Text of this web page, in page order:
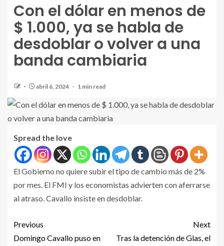
Con el dólar en menos de
$ 1.000, ya se habla de
desdoblar o volver a una
banda cambiaria
abril 6, 2024 1 min read
Spread the love
El Gobierno no quiere subir el tipo de cambio más de 2%
por mes. El FMI y los economistas advierten con aferrarse
al atraso. Cavallo insiste en desdoblar.
Previous
Domingo Cavallo puso en
Next
Tras la detención de Glas, el